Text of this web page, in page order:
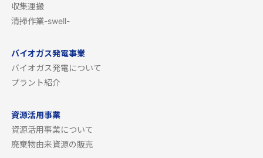
収集運搬
清掃作業-swell-
バイオガス発電事業
バイオガス発電について
プラント紹介
資源活用事業
資源活用事業について
廃棄物由来資源の販売